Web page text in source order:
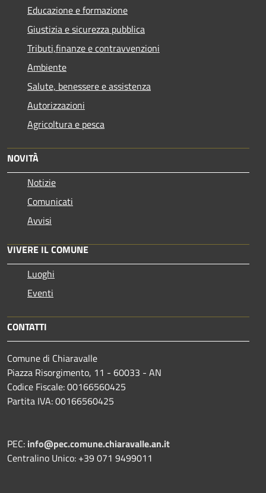
Educazione e formazione
Giustizia e sicurezza pubblica
Tributi,finanze e contravvenzioni
Ambiente
Salute, benessere e assistenza
Autorizzazioni
Agricoltura e pesca
NOVITÀ
Notizie
Comunicati
Avvisi
VIVERE IL COMUNE
Luoghi
Eventi
CONTATTI
Comune di Chiaravalle
Piazza Risorgimento, 11 - 60033 - AN
Codice Fiscale: 00166560425
Partita IVA: 00166560425
PEC: info@pec.comune.chiaravalle.an.it
Centralino Unico: +39 071 9499011